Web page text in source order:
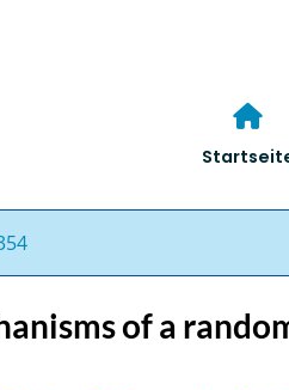
of a